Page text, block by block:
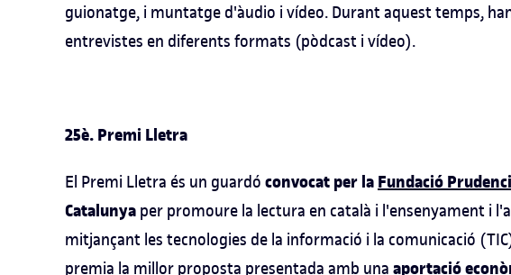
guionatge, i muntatge d'àudio i vídeo. Durant aquest temps,
entrevistes en diferents formats (pòdcast i vídeo).
25è. Premi Lletra
El Premi Lletra és un guardó convocat per laFundació
Catalunya per promoure la lectura en català i l'ensenyament i
mitjançant les tecnologies de la informació i la comunicació
premia la millor proposta presentada amb una aportació